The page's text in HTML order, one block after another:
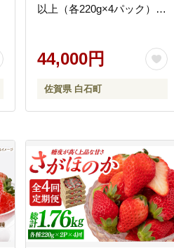
以上（各220g×4パック）
44,000円
佐賀県 白石町